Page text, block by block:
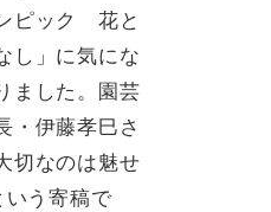
ピック 花と
し」に気にな
ました。園芸
・伊藤孝巳さ
切なのは魅せ
う寄稿で